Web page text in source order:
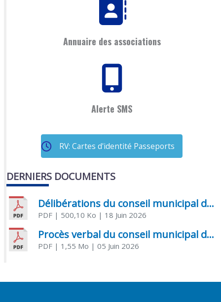
Annuaire des associations
Alerte SMS
RV: Cartes d'identité Passeports
DERNIERS DOCUMENTS
Délibérations du conseil municipal du 18 juin 2026
PDF| 500,10 Ko | 18 Juin 2026
Procès verbal du conseil municipal du 05 juin 2026
PDF| 1,55 Mo | 05 Juin 2026